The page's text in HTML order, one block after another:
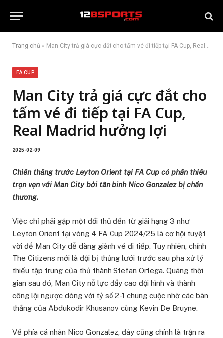
Trang chủ » Man City trả giá cực đắt cho tấm vé đi tiếp tại FA Cup, Real Madrid hưởng lợi
FA CUP
Man City trả giá cực đắt cho
tấm vé đi tiếp tại FA Cup,
Real Madrid hưởng lợi
2025-02-09
Chiến thắng trước Leyton Orient tại FA Cup có phần thiếu
trọn vẹn với Man City bởi tân binh Nico Gonzalez bị chấn
thương.
Việc chỉ phải gặp một đối thủ đến từ giải hạng 3 như
Leyton Orient tại vòng 4 FA Cup 2024/25 là cơ hội tuyệt
vời để Man City dễ dàng giành vé đi tiếp. Tuy nhiên, chính
The Citizens mới là đội bị thủng lưới trước sau pha xử lý
thiếu tập trung của thủ thành Stefan Ortega. Quãng thời
gian sau đó, Man City nỗ lực đẩy cao đội hình và thành
công lội ngược dòng với tỷ số 2-1 chung cuộc nhờ các bàn
thắng của Abdukodir Khusanov cùng Kevin De Bruyne.
Về phía cá nhân Nico Gonzalez, đây cũng chính là trận ra